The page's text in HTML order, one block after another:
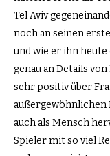
Tel Aviv
noch an seinen
und wie er ihn
genau an Details
sehr positiv über
außergewöhnlichen
auch als Mensch
Spieler mit so viel